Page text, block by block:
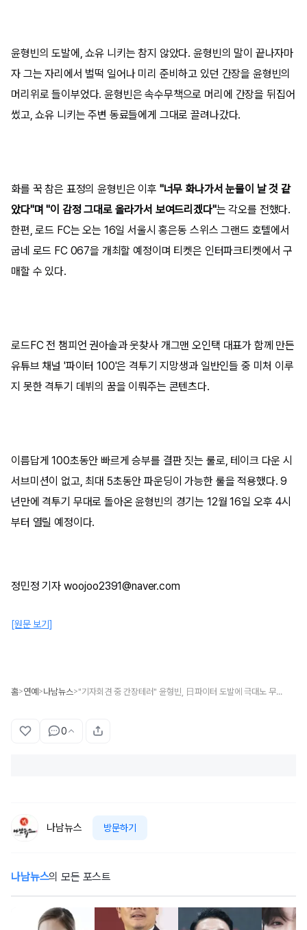
윤형빈의 도발에, 쇼유 니키는 참지 않았다. 윤형빈의 말이 끝나자마
자 그는 자리에서 벌떡 일어나 미리 준비하고 있던 간장을 윤형빈의
머리위로 들이부었다. 윤형빈은 속수무책으로 머리에 간장을 뒤집어
썼고, 쇼유 니키는 주변 동료들에게 그대로 끌려나갔다.
화를 꾹 참은 표정의 윤형빈은 이후 "너무 화나가서 눈물이 날 것 같
았다"며 "이 감정 그대로 올라가서 보여드리겠다"는 각오를 전했다.
한편, 로드 FC는 오는 16일 서울시 홍은동 스위스 그랜드 호텔에서
굽네 로드 FC 067을 개최할 예정이며 티켓은 인터파크티켓에서 구
매할 수 있다.
로드FC 전 챔피언 권아솔과 웃찾사 개그맨 오인택 대표가 함께 만든
유튜브 채널 '파이터 100'은 격투기 지망생과 일반인들 중 미처 이루
지 못한 격투기 데뷔의 꿈을 이뤄주는 콘텐츠다.
이름답게 100초동안 빠르게 승부를 결판 짓는 룰로, 테이크 다운 시
서브미션이 없고, 최대 5초동안 파운딩이 가능한 룰을 적용했다. 9
년만에 격투기 무대로 돌아온 윤형빈의 경기는 12월 16일 오후 4시
부터 열릴 예정이다.
정민정 기자 woojoo2391@naver.com
[원문 보기]
홈>연예 >나남뉴스> "기자회견 중 간장테러" 윤형빈, 日파이터 도발에 극대노 무슨 일?
0
나남뉴스 방문하기
나남뉴스의 모든 포스트